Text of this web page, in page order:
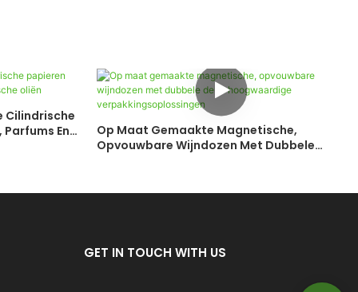
Cilindrische
En
Op Maat Gemaakte Magnetische,
Opvouwbare Wijndozen Met Dubbele
GET IN TOUCH WITH US